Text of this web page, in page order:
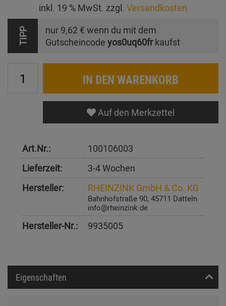
inkl. 19 % MwSt. zzgl. Versandkosten
TIPP nur 9,62 € wenn du mit dem
Gutscheincode yos0uq60frkaufst
IN DEN WARENKORB
Auf den Merkzettel
Art.Nr.:
100106003
Lieferzeit:
3-4 Wochen
Hersteller:
RHEINZINK GmbH & Co. KG
Bahnhofstraße 90, 45711 Datteln
info@rheinzink.de
Hersteller-Nr.: 9935005
Eigenschaften